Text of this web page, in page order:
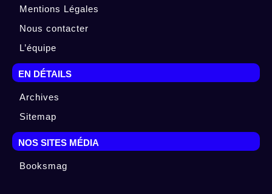
Mentions Légales
Nous contacter
L’équipe
EN DÉTAILS
Archives
Sitemap
NOS SITES MÉDIA
Booksmag